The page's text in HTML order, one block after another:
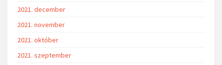
2021. december
2021. november
2021. október
2021. szeptember